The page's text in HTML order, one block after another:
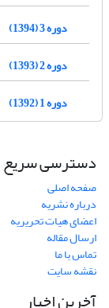
دوره 3 (1394)
دوره 2 (1393)
دوره 1 (1392)
دسترسی سریع
صفحه اصلی
درباره نشریه
اعضای هیات تحریریه
ارسال مقاله
تماس با ما
نقشه سایت
آخرین اخبار